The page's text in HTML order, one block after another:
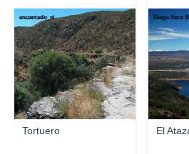
Tortuero
encantado_si
El
Diego Sanz